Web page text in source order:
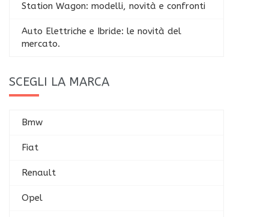
Station Wagon: modelli, novità e confronti
Auto Elettriche e Ibride: le novità del
mercato.
SCEGLI LA MARCA
Bmw
Fiat
Renault
Opel